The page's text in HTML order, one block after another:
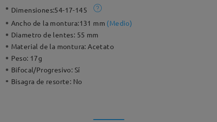
Dimensiones:54-17-145
Ancho de la montura:131 mm (Medio)
Diametro de lentes: 55 mm
Material de la montura:Acetato
Peso: 17g
Bifocal/Progresivo: Sí
Bisagra de resorte: No